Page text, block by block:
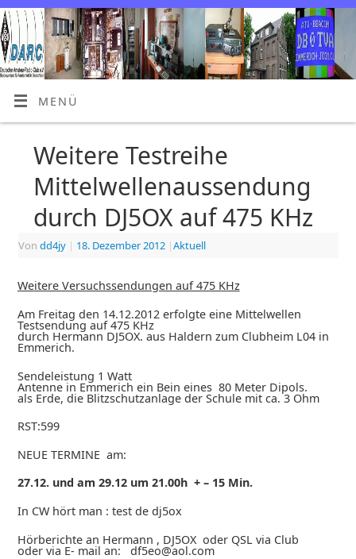
MENÜ
Weitere Testreihe
Mittelwellenaussendung
durch DJ5OX auf 475 KHz
Von dd4jy | 18. Dezember 2012 |Aktuell
Weitere Versuchssendungen auf 475 KHz
Am Freitag den 14.12.2012 erfolgte eine Mittelwellen
Testsendung auf 475 KHz
durch Hermann DJ5OX. aus Haldern zum Clubheim L04 in
Emmerich.
Sendeleistung 1 Watt
Antenne in Emmerich ein Bein eines 80 Meter Dipols.
als Erde, die Blitzschutzanlage der Schule mit ca. 3 Ohm
RST:599
NEUE TERMINE am:
27.12. und am 29.12 um 21.00h + – 15 Min.
In CW hört man : test de dj5ox
Hörberichte an Hermann , DJ5OX oder QSL via Club
oder via E- mail an: df5eo@aol.com